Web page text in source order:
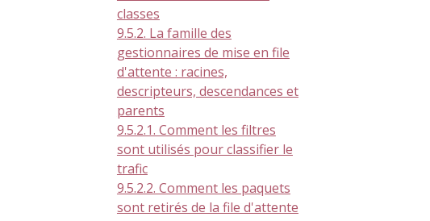
classes
9.5.2. La famille des
gestionnaires de mise en file
d'attente : racines,
descripteurs, descendances et
parents
9.5.2.1. Comment les filtres
sont utilisés pour classifier le
trafic
9.5.2.2. Comment les paquets
sont retirés de la file d'attente